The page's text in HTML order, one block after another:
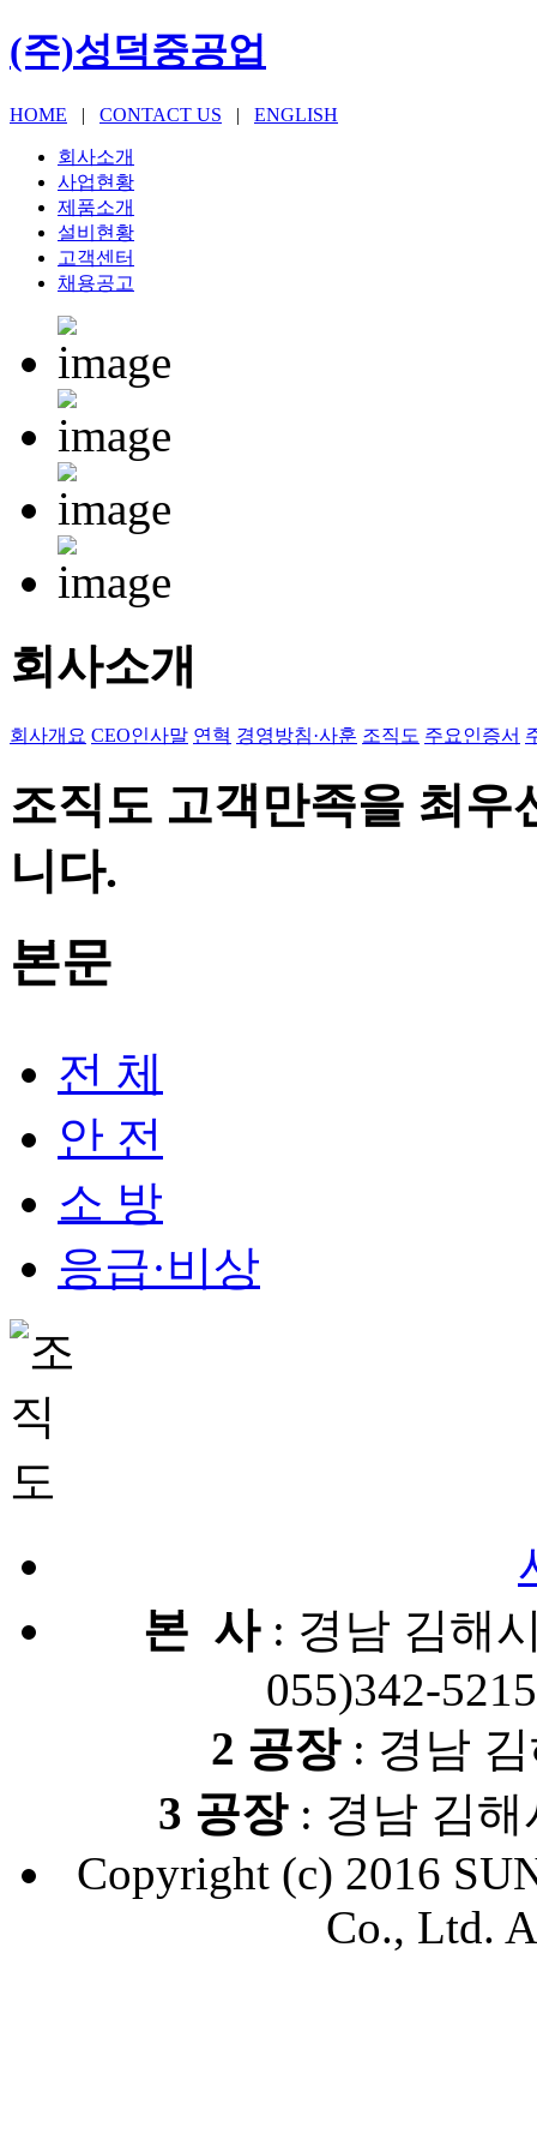
(주)성덕중공업
HOME | CONTACT US | ENGLISH
회사소개
사업현황
제품소개
설비현황
고객센터
채용공고
회사소개
회사개요 CEO인사말 연혁 경영방침·사훈 조직도 주요인증서
조직도 고객만족을 최우
니다.
본문
전 체
안 전
소 방
응급·비상
본 사: 경남 김해
055)342-
2 공장: 경남 김
3 공장: 경남 김해
Copyright (c) 2016
Co., Ltd.